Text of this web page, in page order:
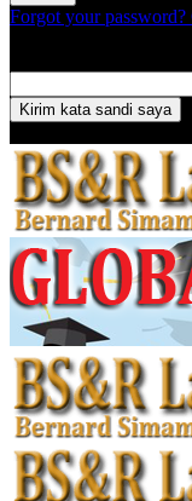
Forgot your password?